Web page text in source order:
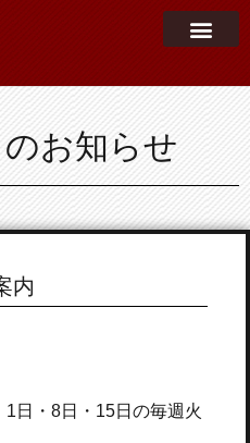
お知らせ
内
日・8日・15日の毎週火